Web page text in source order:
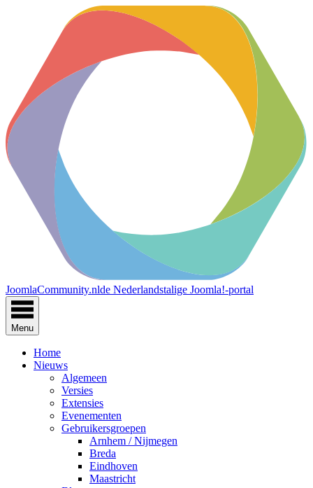
JoomlaCommunity.nlde Nederlandstalige Joomla!-portal
Menu
Home
Nieuws
Algemeen
Versies
Extensies
Evenementen
Gebruikersgroepen
Arnhem / Nijmegen
Breda
Eindhoven
Maastricht